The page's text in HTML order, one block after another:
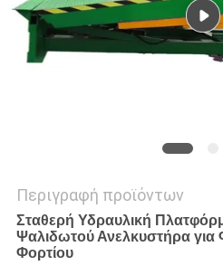
Περιγραφή προϊόντων
Σταθερή Υδραυλική
Ψαλιδωτού Ανελκυστήρα
Φορτίου